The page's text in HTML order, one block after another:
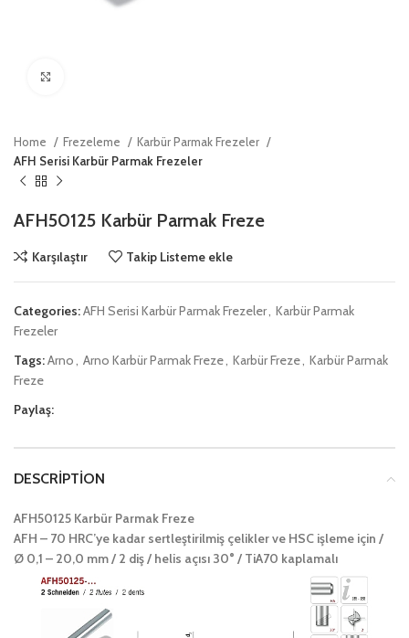
Home Frezeleme
Karbür Parmak Frezeler
AFH Serisi Karbür Parmak Frezeler
AFH50125 Karbür Parmak Freze
Karşılaştır Takip Listeme ekle
Categories:AFH Serisi Karbür Parmak Frezeler, Karbür Parmak
Frezeler
Tags:Arno, Arno Karbür Parmak Freze, Karbür Freze, Karbür Parmak
Freze
Paylaş:
DESCRIPTION
AFH50125 Karbür Parmak Freze
AFH – 70 HRC’ye kadar sertleştirilmiş çelikler ve HSC işleme için /
Ø 0,1 – 20,0 mm / 2 diş / helis açısı 30° / TiA70 kaplamalı